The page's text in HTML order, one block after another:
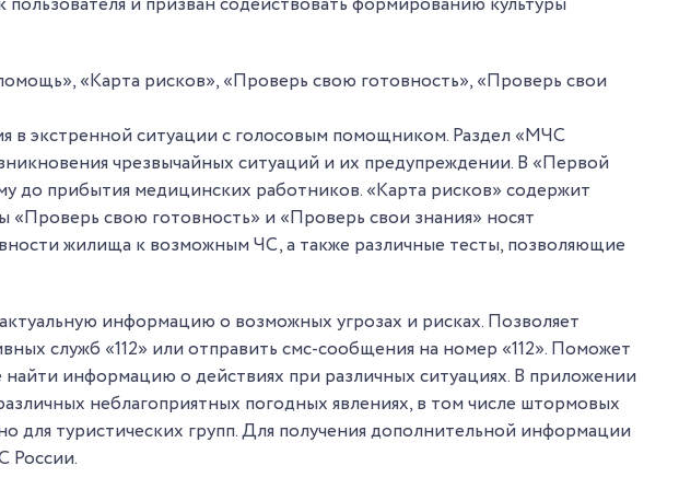
«Карта рисков», «Проверь свою готовность», «Проверь свои
в экстренной ситуации с голосовым помощником. Раздел «МЧС
чрезвычайных ситуаций и их предупреждении. В «Первой
до прибытия медицинских работников. «Карта рисков» содержит
свою готовность» и «Проверь свои знания» носят
жилища к возможным ЧС, а также различные тесты, позволяющие
информацию о возможных угрозах и рисках. Позволяет
служб «112» или отправить смс-сообщения на номер «112». Поможет
информацию о действиях при различных ситуациях. В приложении
неблагоприятных погодных явлениях, в том числе штормовых
для туристических групп. Для получения дополнительной информации
России.